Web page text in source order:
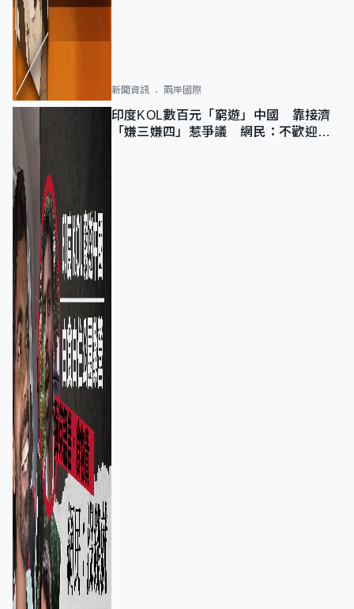
新聞資訊 兩岸國際
印度KOL數百元「窮遊」中國 靠接濟
「嫌三嫌四」惹爭議 網民：不歡迎劣